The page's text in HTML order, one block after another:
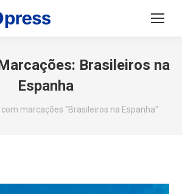
Brasileiros na
Espanha
marcações "Brasileiros na Espanha"